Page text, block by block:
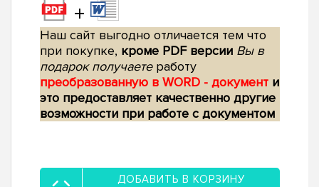
+
Наш сайт выгодно отличается тем что
при покупке, кроме PDF версии Вы в
подарок получаетеработу
преобразованную в WORD - документ и
это предоставляет качественно другие
возможности при работе с документом
ДОБАВИТЬ В КОРЗИНУ